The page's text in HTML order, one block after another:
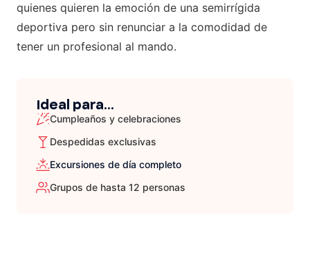
quienes quieren la emoción de una semirrígida
deportiva pero sin renunciar a la comodidad de
tener un profesional al mando.
Ideal para...
Cumpleaños y celebraciones
Despedidas exclusivas
Excursiones de día completo
Grupos de hasta 12 personas